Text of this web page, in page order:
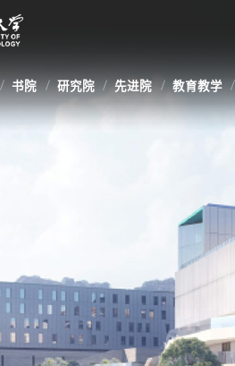
书院 研究院 先进院 教育教学